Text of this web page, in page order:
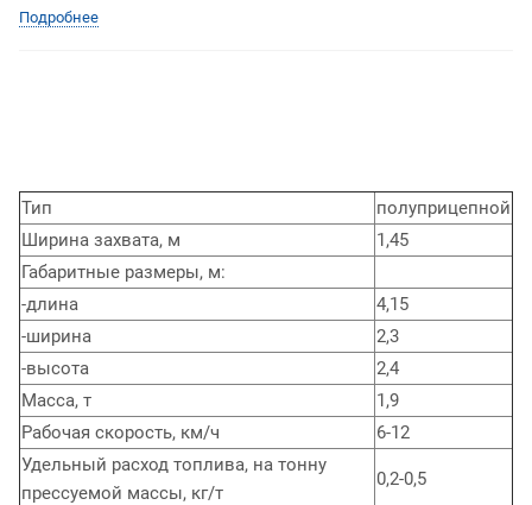
Подробнее
Тип
полуприцепной
Ширина захвата, м
1,45
Габаритные размеры, м:
-длина
4,15
-ширина
2,3
-высота
2,4
Масса, т
1,9
Рабочая скорость, км/ч
6-12
Удельный расход топлива, на тонну
прессуемой массы, кг/т
0,2-0,5